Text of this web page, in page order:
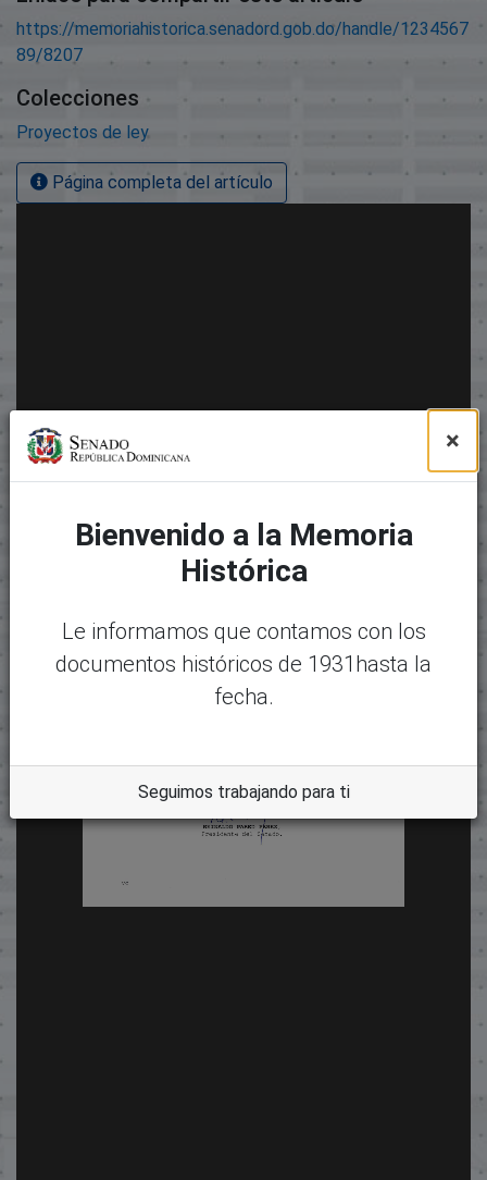
https://memoriahistorica.senadord.gob.do/handle/1234567
89/8207
Colecciones
Proyectos de ley
Página completa del artículo
×
Bienvenido a la Memoria
Histórica
Le informamos que contamos con los
documentos históricos de 1931hasta la
fecha.
Seguimos trabajando para ti